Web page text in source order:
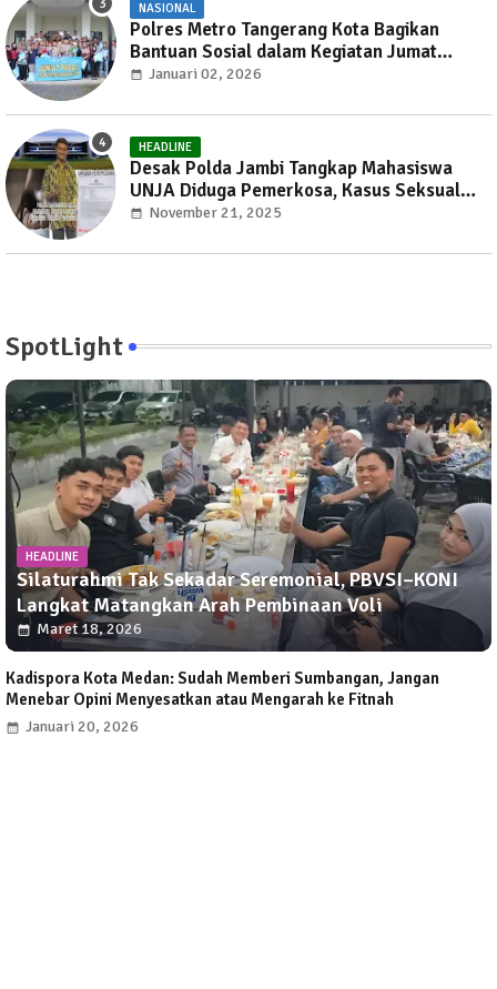
NASIONAL
Polres Metro Tangerang Kota Bagikan
Bantuan Sosial dalam Kegiatan Jumat
Peduli
Januari 02, 2026
HEADLINE
Desak Polda Jambi Tangkap Mahasiswa
UNJA Diduga Pemerkosa, Kasus Seksual
Kembali Gemparkan Jambi
November 21, 2025
SpotLight
HEADLINE
Silaturahmi Tak Sekadar Seremonial, PBVSI–KONI
Langkat Matangkan Arah Pembinaan Voli
Maret 18, 2026
Kadispora Kota Medan: Sudah Memberi Sumbangan, Jangan
Menebar Opini Menyesatkan atau Mengarah ke Fitnah
Januari 20, 2026